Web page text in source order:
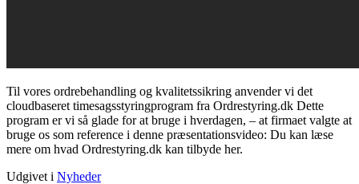
Til vores ordrebehandling og kvalitetssikring anvender vi det
cloudbaseret timesagsstyringprogram fra Ordrestyring.dk Dette
program er vi så glade for at bruge i hverdagen, – at firmaet valgte at
bruge os som reference i denne præsentationsvideo: Du kan læse
mere om hvad Ordrestyring.dk kan tilbyde her.
Udgivet i Nyheder